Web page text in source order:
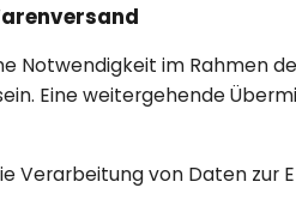
Notwendigkeit im Rahmen
Eine weitergehende
Verarbeitung von Daten